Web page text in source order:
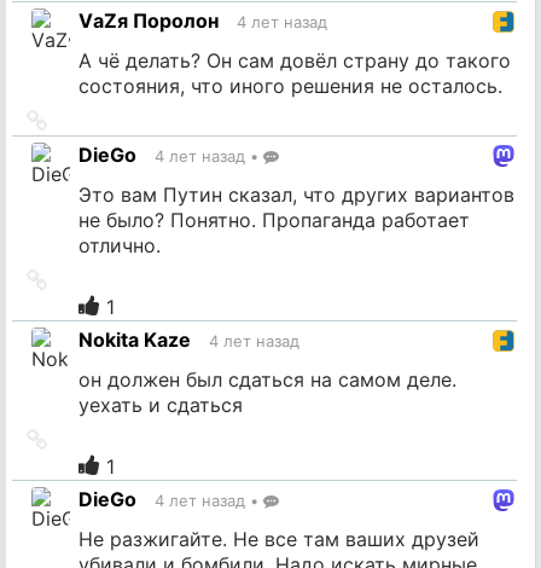
VаZя Поролон
4 лет назад
А чё делать? Он сам довёл страну до такого
состояния, что иного решения не осталось.
на
источник
DieGo 4 лет назад •
Это вам Путин сказал, что других вариантов
не было? Понятно. Пропаганда работает
отлично.
источник
1
Nokita Kaze
4 лет назад
он должен был сдаться на самом деле.
уехать и сдаться
источник
1
DieGo
4 лет назад •
Не разжигайте. Не все там ваших друзей